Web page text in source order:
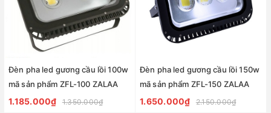
Đèn pha led gương cầu lồi 100w
mã sản phẩm ZFL-100 ZALAA
1.185.000₫ 1.350.000₫
Đèn pha led gương cầu lồi 150w
mã sản phẩm ZFL-150 ZALAA
1.650.000₫ 2.150.000₫